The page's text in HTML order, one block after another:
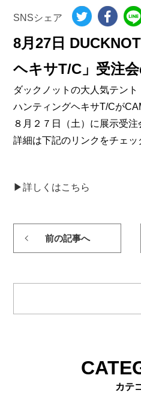
SNSシェア
8月27日
ヘキサT/C」受注
ダックノットの大人気テント
ハンティングヘキサT/Cが
８月２７日（土）に展示受注
詳細は下記のリンクをチェッ
▶詳しくはこちら
前の記事へ
カテ